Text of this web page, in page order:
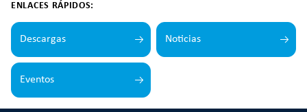
ENLACES RÁPIDOS:
Descargas Noticias
Eventos